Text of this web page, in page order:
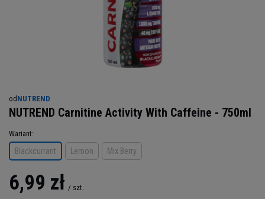
od NUTREND
NUTREND Carnitine Activity With Caffeine - 750ml
Wariant
Blackcurrant Lemon Mix Berry
6,99 zł / szt.